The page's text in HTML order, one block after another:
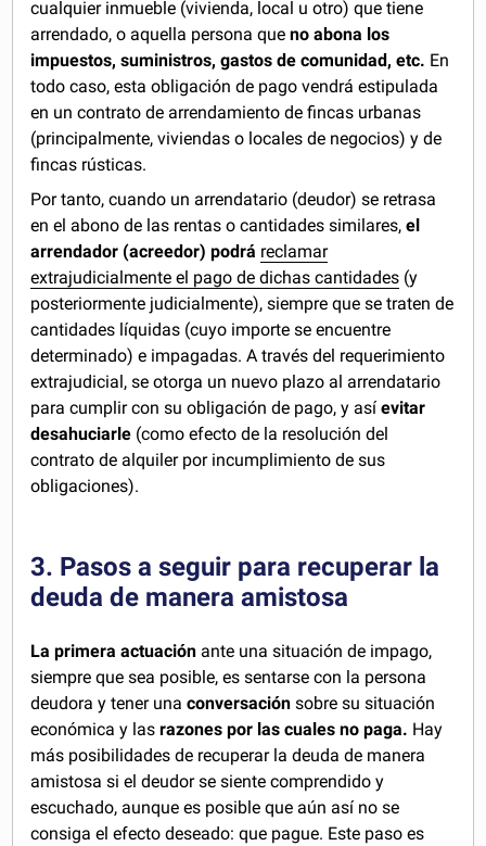
cualquier inmueble (vivienda, local u otro) que tiene
arrendado, o aquella persona queno abona los
impuestos, suministros, gastos de comunidad, etc. En
todo caso, esta obligación de pago vendrá estipulada
en un contrato de arrendamiento de fincas urbanas
(principalmente, viviendas o locales de negocios) y de
fincas rústicas.
Por tanto, cuando un arrendatario (deudor) se retrasa
en el abono de las rentas o cantidades similares,el
arrendador (acreedor) podrá reclamar
extrajudicialmente el pago de dichas cantidades (y
posteriormente judicialmente), siempre que se traten de
cantidades líquidas (cuyo importe se encuentre
determinado) e impagadas. A través del requerimiento
extrajudicial, se otorga un nuevo plazo al arrendatario
para cumplir con su obligación de pago, y asíevitar
desahuciarle (como efecto de la resolución del
contrato de alquiler por incumplimiento de sus
obligaciones).
3. Pasos a seguir para recuperar la
deuda de manera amistosa
La primera actuación ante una situación de impago,
siempre que sea posible, es sentarse con la persona
deudora y tener unaconversación sobre su situación
económica y lasrazones por las cuales no paga. Hay
más posibilidades de recuperar la deuda de manera
amistosa si el deudor se siente comprendido y
escuchado, aunque es posible que aún así no se
consiga el efecto deseado: que pague. Este paso es